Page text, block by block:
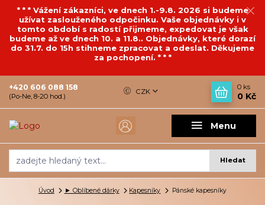
* * * Vážení zákazníci, ve dnech 1.-9.8. 2026 si budeme
užívat zaslouženého odpočinku. Vaše objednávky i v
tomto období s radostí přijmeme, expedovat je však
budeme až ve dnech 10. a 11.8.. Objednávky, které dorazí
do 31.7. do 15h stihneme zpracovat a odeslat. Děkujeme
za pochopení. * * *
Menu
CZK
Hledat
+420 606 088 158
(Po-Ne, 8-20 hod.)
0 ks
0 Kč
Úvod ► Oblíbené dárky Kapesníky Pánské kapesníky